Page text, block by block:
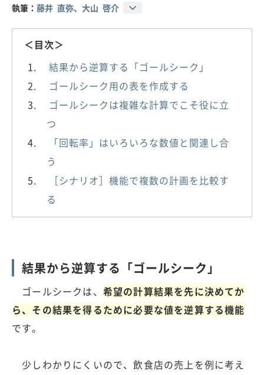
執筆： 藤井 直弥、大山 啓介
＜目次＞
結果から逆算する「ゴールシーク」
ゴールシーク用の表を作成する
ゴールシークは複雑な計算でこそ役に立
つ
「回転率」はいろいろな数値と関連し合
う
［シナリオ］機能で複数の計画を比較す
る
結果から逆算する「ゴールシーク」
ゴールシークは、 希望の計算結果を先に決めてか
ら、その結果を得るために必要な値を逆算する機能
です。
少しわかりにくいので、飲食店の売上を例に考え